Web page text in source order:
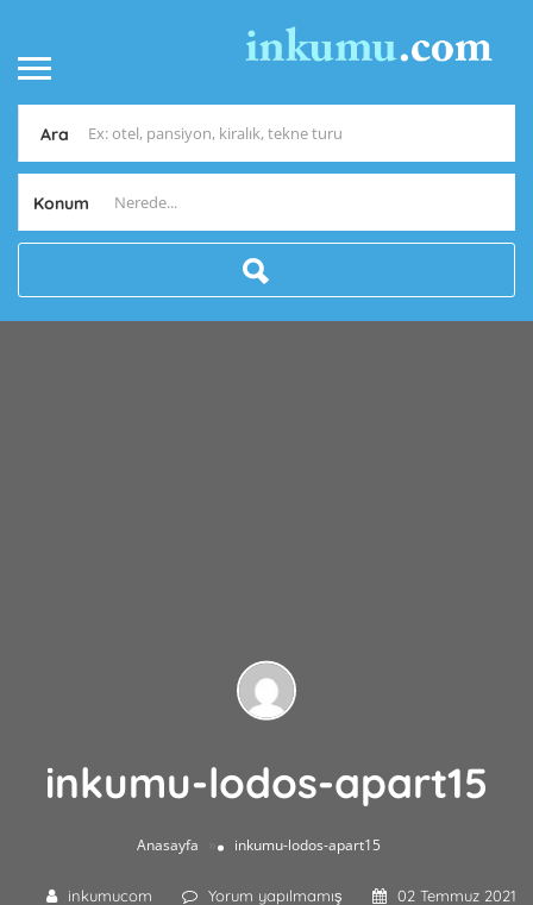
Ara
Konum
inkumu-lodos-apart15
Anasayfa inkumu-lodos-apart15
inkumucom Yorum yapılmamış 02 Temmuz 2021